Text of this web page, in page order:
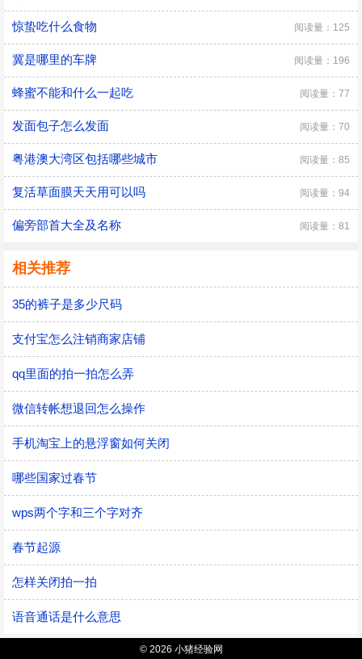
惊蛰吃什么食物 阅读量：125
冀是哪里的车牌 阅读量：196
蜂蜜不能和什么一起吃 阅读量：77
发面包子怎么发面 阅读量：70
粤港澳大湾区包括哪些城市 阅读量：85
复活草面膜天天用可以吗 阅读量：94
偏旁部首大全及名称 阅读量：81
相关推荐
35的裤子是多少尺码
支付宝怎么注销商家店铺
qq里面的拍一拍怎么弄
微信转帐想退回怎么操作
手机淘宝上的悬浮窗如何关闭
哪些国家过春节
wps两个字和三个字对齐
春节起源
怎样关闭拍一拍
语音通话是什么意思
© 2026 小猪经验网